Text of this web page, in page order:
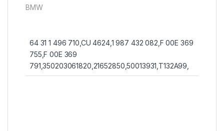
BMW
‎64 31 1 496 710,CU 4624,1 987 432 082,F 00E 369
755,F 00E 369
791,350203061820,21652850,50013931,T132A99,